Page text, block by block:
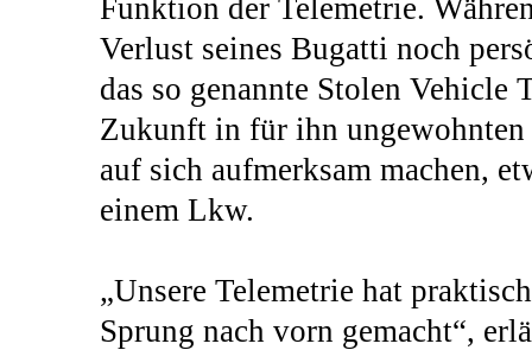
Funktion der Telemetrie.
Verlust seines Bugatti noch
das so genannte Stolen
Zukunft in für ihn ungewohnten
auf sich aufmerksam machen,
einem Lkw.
„Unsere Telemetrie hat
Sprung nach vorn gemacht“,